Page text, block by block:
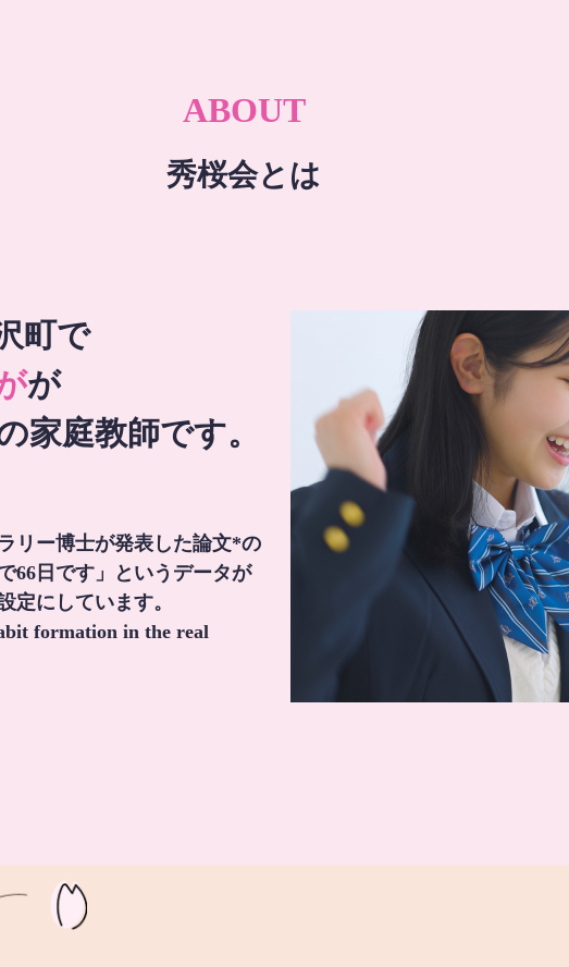
ABOUT
秀桜会とは
町で
が
家庭教師です。
リー博士が発表した論文*の
66日です」というデータが
定にしています。
formation in the real